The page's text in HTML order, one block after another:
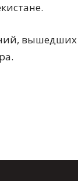
вышедших